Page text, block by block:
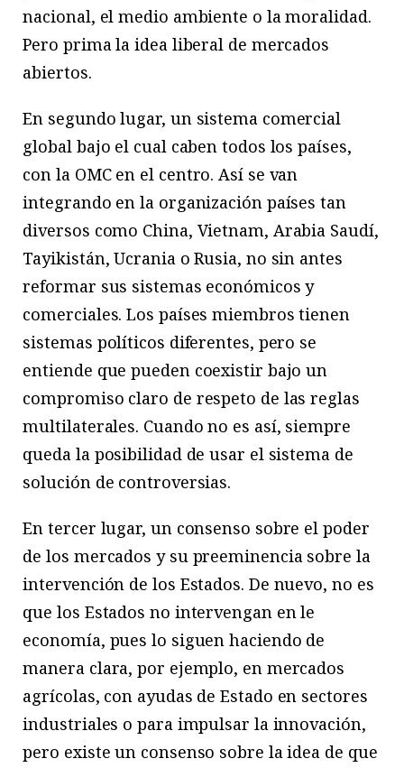
nacional, el medio ambiente o la moralidad.
Pero prima la idea liberal de mercados
abiertos.
En segundo lugar, un sistema comercial
global bajo el cual caben todos los países,
con la OMC en el centro. Así se van
integrando en la organización países tan
diversos como China, Vietnam, Arabia Saudí,
Tayikistán, Ucrania o Rusia, no sin antes
reformar sus sistemas económicos y
comerciales. Los países miembros tienen
sistemas políticos diferentes, pero se
entiende que pueden coexistir bajo un
compromiso claro de respeto de las reglas
multilaterales. Cuando no es así, siempre
queda la posibilidad de usar el sistema de
solución de controversias.
En tercer lugar, un consenso sobre el poder
de los mercados y su preeminencia sobre la
intervención de los Estados. De nuevo, no es
que los Estados no intervengan en le
economía, pues lo siguen haciendo de
manera clara, por ejemplo, en mercados
agrícolas, con ayudas de Estado en sectores
industriales o para impulsar la innovación,
pero existe un consenso sobre la idea de que